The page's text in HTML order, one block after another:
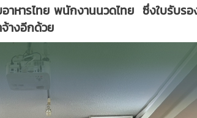
อาหารไทย พนักงานนวดไทย ซึ่งใบรับร
จ้างอีกด้วย